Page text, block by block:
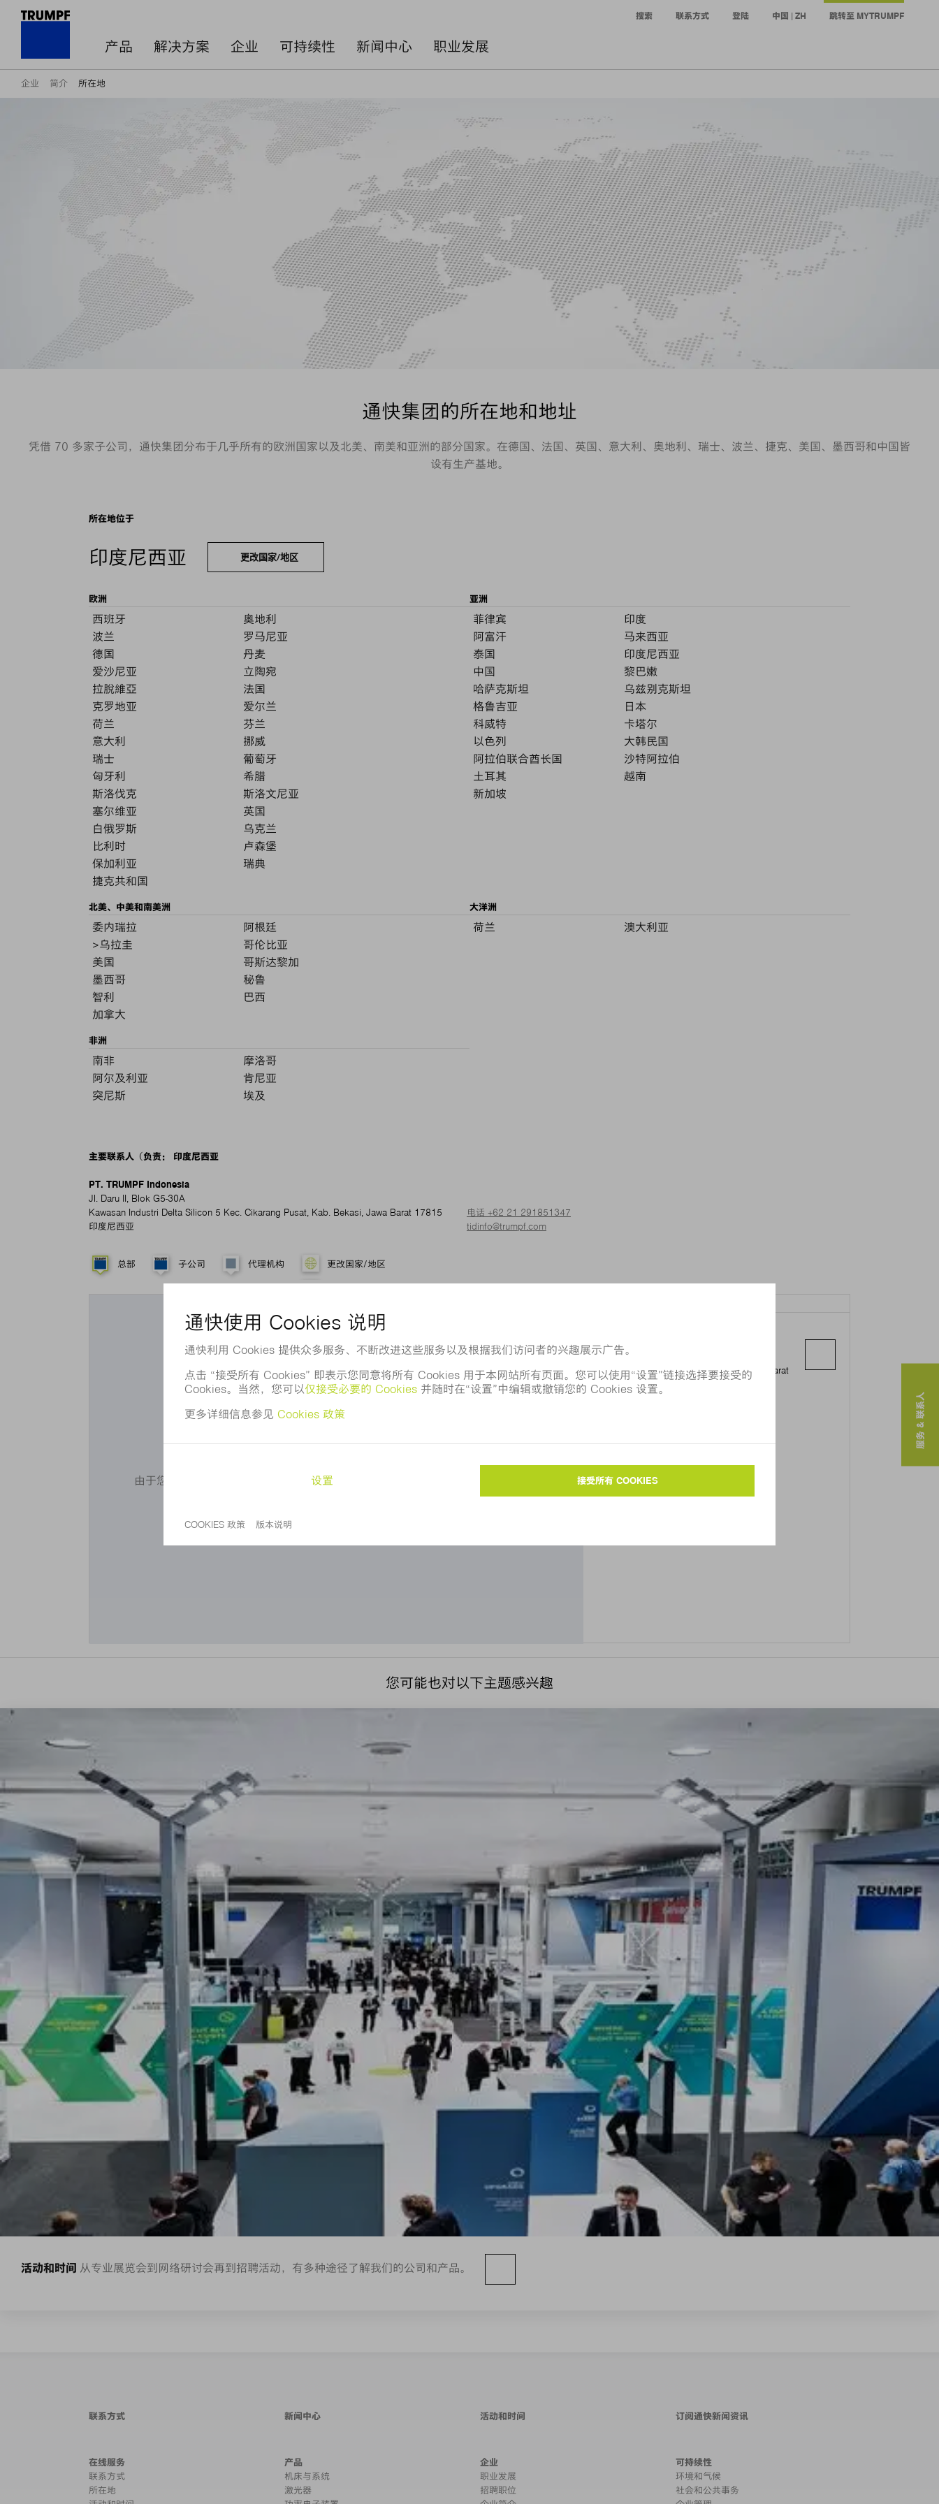
产品 解决方案 企业 可持续性 新闻中心 职业发展
搜索 联系方式 登陆 中国 | ZH 跳转至 MYTRUMPF
企业 简介 所在地
通快集团的所在地和地址
凭借 70 多家子公司，通快集团分布于几乎所有的欧洲国家以及北美、南美和亚洲的部分国家。在德国、法国、英国、意大利、奥地利、瑞士、波兰、捷克、美国、墨西哥和中国皆
设有生产基地。
所在地位于
印度尼西亚 更改国家/地区
欧洲
西班牙
奥地利
波兰
罗马尼亚
德国
丹麦
爱沙尼亚
立陶宛
拉脫維亞
法国
克罗地亚
爱尔兰
荷兰
芬兰
意大利
挪威
瑞士
葡萄牙
匈牙利
希腊
斯洛伐克
斯洛文尼亚
塞尔维亚
英国
白俄罗斯
乌克兰
比利时
卢森堡
保加利亚
瑞典
捷克共和国
亚洲
菲律宾
印度
阿富汗
马来西亚
泰国
印度尼西亚
中国
黎巴嫩
哈萨克斯坦
乌兹别克斯坦
格鲁吉亚
日本
科威特
卡塔尔
以色列
大韩民国
阿拉伯联合酋长国
沙特阿拉伯
土耳其
越南
新加坡
北美、中美和南美洲
委内瑞拉
阿根廷
>乌拉圭
哥伦比亚
美国
哥斯达黎加
墨西哥
秘鲁
智利
巴西
加拿大
大洋洲
荷兰 澳大利亚
非洲
南非
摩洛哥
阿尔及利亚
肯尼亚
突尼斯
埃及
主要联系人（负责： 印度尼西亚
PT. TRUMPF Indonesia
Jl. Daru II, Blok G5-30A
Kawasan Industri Delta Silicon 5 Kec. Cikarang Pusat, Kab. Bekasi, Jawa Barat 17815
印度尼西亚
电话 +62 21 291851347
tidinfo@trumpf.com
总部 子公司 代理机构 更改国家/地区
您想使用百度地图？
由于您未同意我们使用 Cookie，所以无法向您显示百度地图。请调整您的
Kawasan Industri Delta Silicon 5 Kec.
Cikarang Pusat, Kab. Bekasi, Jawa Barat
17815
您可能也对以下主题感兴趣
活动和时间 从专业展览会到网络研讨会再到招聘活动，有多种途径了解我们的公司和产品。
服务 & 联系人
联系方式 新闻中心 活动和时间 订阅通快新闻资讯
在线服务
联系方式
所在地
产品
机床与系统
激光器
企业
职业发展
招聘职位
可持续性
环境和气候
社会和公共事务